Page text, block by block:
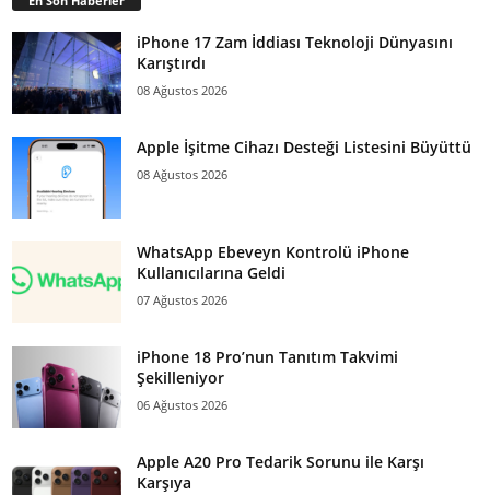
iPhone 17 Zam İddiası Teknoloji Dünyasını
Karıştırdı
08 Ağustos 2026
Apple İşitme Cihazı Desteği Listesini Büyüttü
08 Ağustos 2026
WhatsApp Ebeveyn Kontrolü iPhone
Kullanıcılarına Geldi
07 Ağustos 2026
iPhone 18 Pro’nun Tanıtım Takvimi
Şekilleniyor
06 Ağustos 2026
Apple A20 Pro Tedarik Sorunu ile Karşı
Karşıya